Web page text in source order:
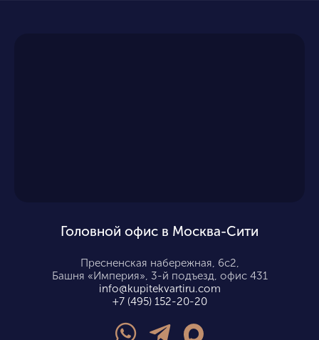
Головной офис в Москва-Сити
Пресненская набережная, 6с2,
Башня «Империя», 3-й подъезд, офис 431
info@kupitekvartiru.com
+7 (495) 152-20-20